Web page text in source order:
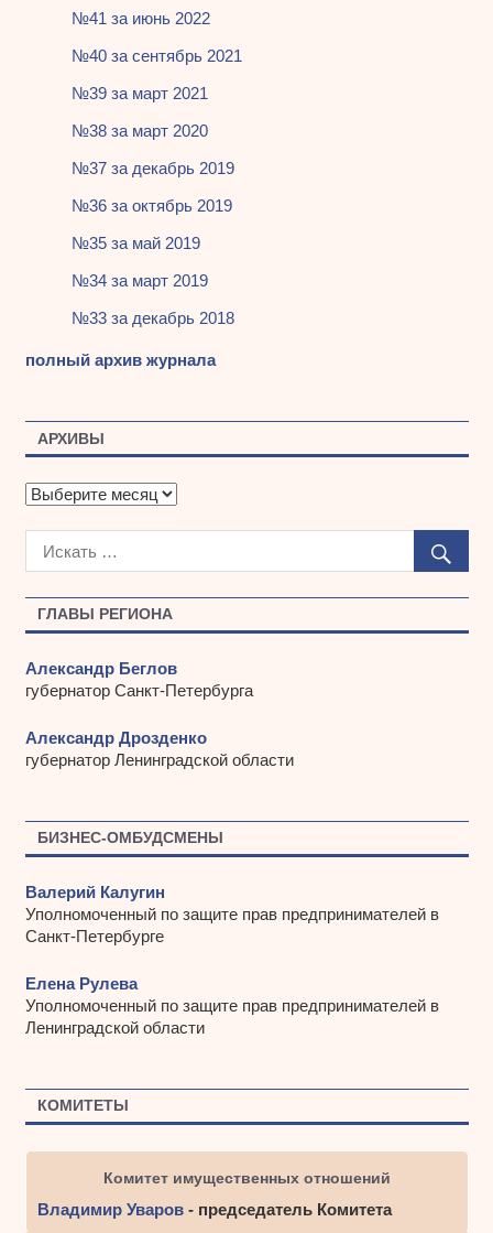
ГЛАВЫ РЕГИОНА
Александр Беглов
губернатор Санкт-Петербурга
Александр Дрозденко
губернатор Ленинградской области
БИЗНЕС-ОМБУДСМЕНЫ
Валерий Калугин
Уполномоченный по защите прав предпринимателей в
Санкт-Петербурге
Елена Рулева
Уполномоченный по защите прав предпринимателей в
Ленинградской области
КОМИТЕТЫ
Комитет имущественных отношений
Владимир Уваров- председатель Комитета
№41 за июнь 2022
№40 за сентябрь 2021
№39 за март 2021
№38 за март 2020
№37 за декабрь 2019
№36 за октябрь 2019
№35 за май 2019
№34 за март 2019
№33 за декабрь 2018
полный архив журнала
АРХИВЫ
А
х
ы